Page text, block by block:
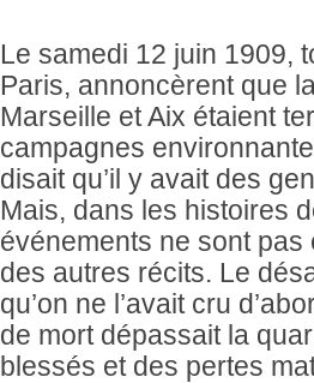
Le samedi 12 juin 1909,
Paris, annoncèrent que
Marseille et Aix étaient
campagnes
disait qu’il y avait des
Mais, dans les histoires
événements ne sont
des autres récits. Le
qu’on ne l’avait cru
de mort dépassait la
blessés et des pertes